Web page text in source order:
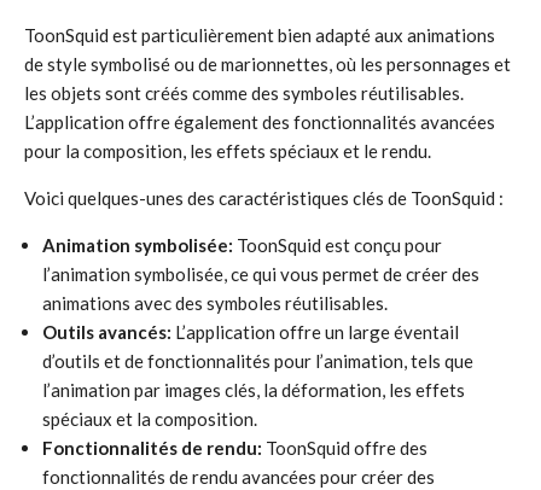
ToonSquid est particulièrement bien adapté aux animations
de style symbolisé ou de marionnettes, où les personnages et
les objets sont créés comme des symboles réutilisables.
L’application offre également des fonctionnalités avancées
pour la composition, les effets spéciaux et le rendu.
Voici quelques-unes des caractéristiques clés de ToonSquid :
Animation symbolisée: ToonSquid est conçu pour
l’animation symbolisée, ce qui vous permet de créer des
animations avec des symboles réutilisables.
Outils avancés: L’application offre un large éventail
d’outils et de fonctionnalités pour l’animation, tels que
l’animation par images clés, la déformation, les effets
spéciaux et la composition.
Fonctionnalités de rendu: ToonSquid offre des
fonctionnalités de rendu avancées pour créer des